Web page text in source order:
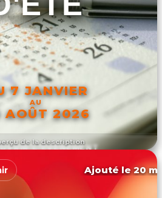
de la description
7 JANVIER
AU
AOÛT 2026
L'ÉVÉNEMENT
Ajouté le 20